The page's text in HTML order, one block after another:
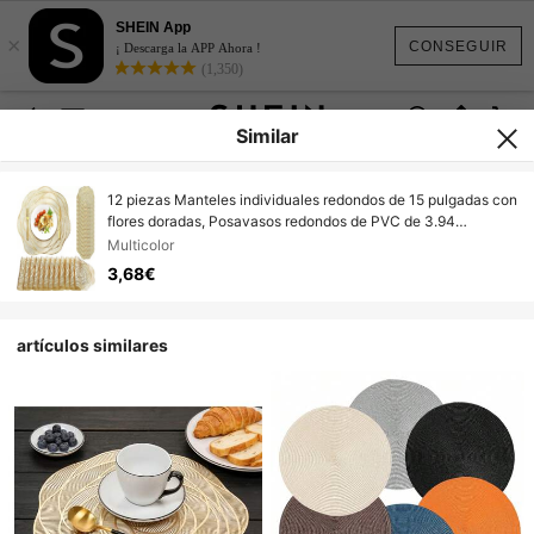
CONSEGUIR
×
SHEIN App
¡ Descarga la APP Ahora !
(1,350)
Similar
12 piezas Manteles individuales redondos de 15 pulgadas con
flores doradas, Posavasos redondos de PVC de 3.94
pulgadas con rosas huecas, lavables, fáciles de limpiar,
antideslizantes, resistentes al calor, adecuados para
decoración de habitaciones, decoración de mesa de
Multicolor
3,68€
artículos similares